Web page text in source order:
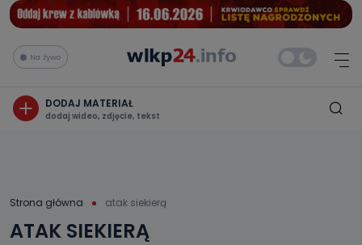
Na żywo
DODAJ MATERIAŁ
dodaj wideo, zdjęcie, tekst
Strona główna atak siekierą
ATAK SIEKIERĄ